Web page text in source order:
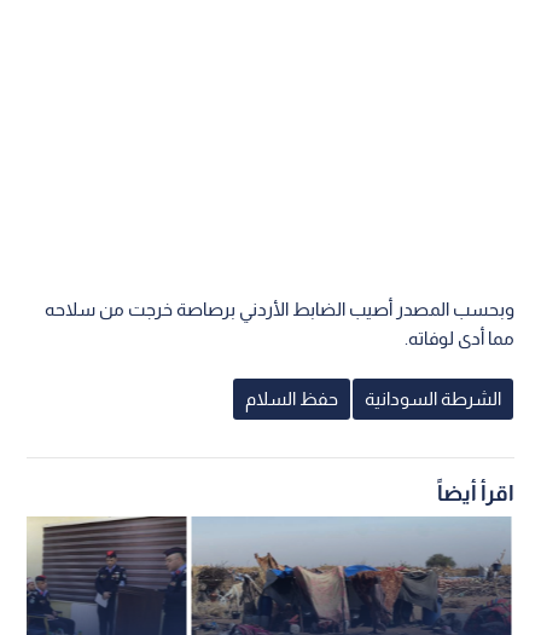
وبحسب المصدر أصيب الضابط الأردني برصاصة خرجت من سلاحه
مما أدى لوفاته.
الشرطة السودانية حفظ السلام
اقرأ أيضاً